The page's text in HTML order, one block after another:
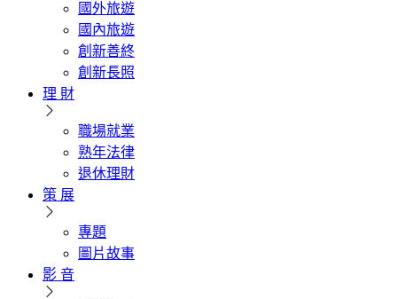
國外旅遊
國內旅遊
創新善終
創新長照
理 財
職場就業
熟年法律
退休理財
策 展
專題
圖片故事
影 音